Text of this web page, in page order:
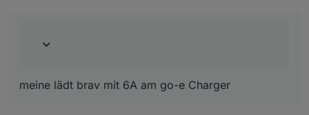
meine lädt brav mit 6A am go-e Charger